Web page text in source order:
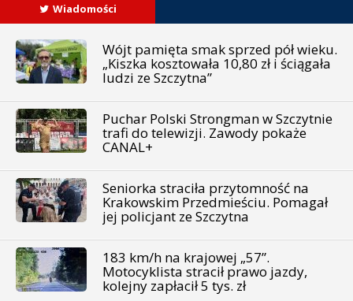
Wiadomości
Wójt pamięta smak sprzed pół wieku.
„Kiszka kosztowała 10,80 zł i ściągała
ludzi ze Szczytna”
Puchar Polski Strongman w Szczytnie
trafi do telewizji. Zawody pokaże
CANAL+
Seniorka straciła przytomność na
Krakowskim Przedmieściu. Pomagał
jej policjant ze Szczytna
183 km/h na krajowej „57”.
Motocyklista stracił prawo jazdy,
kolejny zapłacił 5 tys. zł